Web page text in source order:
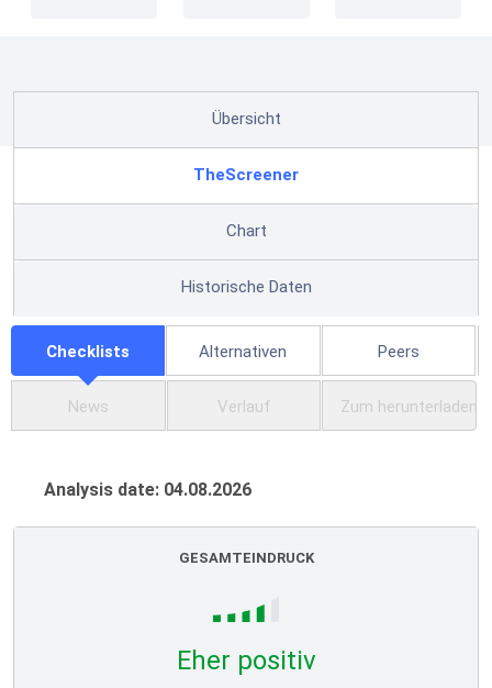
Übersicht
TheScreener
Chart
Historische Daten
Checklists Alternativen Peers
News Verlauf Zum herunterladen
Analysis date: 04.08.2026
GESAMTEINDRUCK
Eher positiv